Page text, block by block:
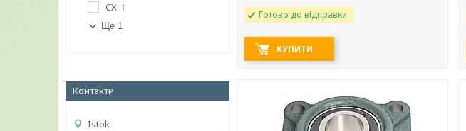
CX 1
Ще 1
Контакти
Istok
Готово до відправки
КУПИТИ